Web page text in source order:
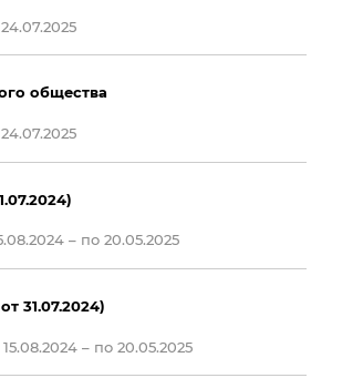
общества
– по 20.05.2025
31.07.2024)
– по 20.05.2025